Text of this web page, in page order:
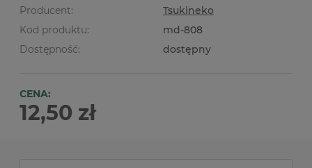
Producent:
Tsukineko
Kod produktu:
md-808
Dostępność:
dostępny
CENA:
12,50 zł